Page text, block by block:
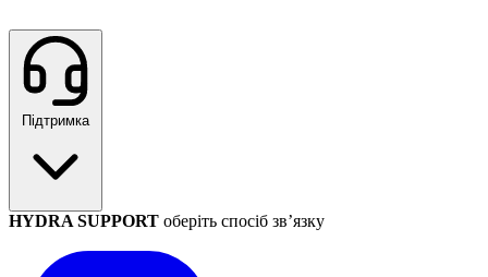
Підтримка
HYDRA SUPPORT оберіть спосіб зв’язку